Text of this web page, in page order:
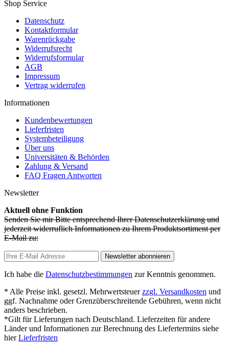
Shop Service
Datenschutz
Kontaktformular
Warenrückgabe
Widerrufsrecht
Widerrufsformular
AGB
Impressum
Vertrag widerrufen
Informationen
Kundenbewertungen
Lieferfristen
Systembeteiligung
Über uns
Universitäten & Behörden
Zahlung & Versand
FAQ Fragen Antworten
Newsletter
Aktuell ohne Funktion
Senden Sie mir Bitte entsprechend Ihrer Datenschutzerklärung und
jederzeit widerruflich Informationen zu Ihrem Produktsortiment per
E-Mail zu:
Newsletter abonnieren
Ich habe die Datenschutzbestimmungen zur Kenntnis genommen.
* Alle Preise inkl. gesetzl. Mehrwertsteuerzzgl. Versandkosten und
ggf. Nachnahme oder Grenzüberschreitende Gebühren, wenn nicht
anders beschrieben.
*Gilt für Lieferungen nach Deutschland. Lieferzeiten für andere
Länder und Informationen zur Berechnung des Liefertermins siehe
hierLieferfristen